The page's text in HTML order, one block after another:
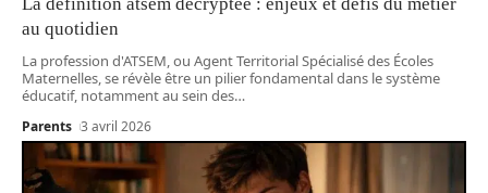
au quotidien
La profession d'ATSEM, ou Agent Territorial Spécialisé des Écoles
Maternelles, se révèle être un pilier fondamental dans le système
éducatif, notamment au sein des…
Parents 3 avril 2026